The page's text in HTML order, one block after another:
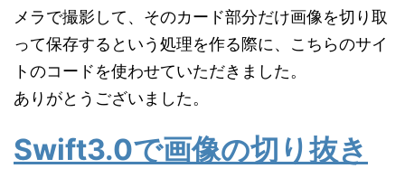
メラで撮影して、そのカード部分だけ画像を切り取
って保存するという処理を作る際に、こちらのサイ
トのコードを使わせていただきました。
ありがとうございました。
Swift3.0で画像の切り抜き